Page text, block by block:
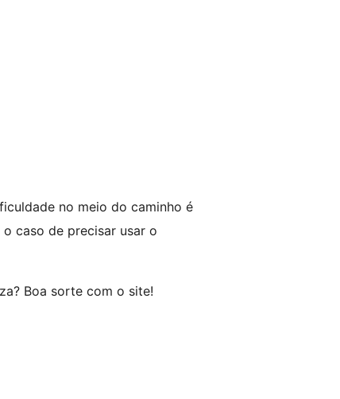
no meio do caminho é
o caso de precisar usar o
Boa sorte com o site!